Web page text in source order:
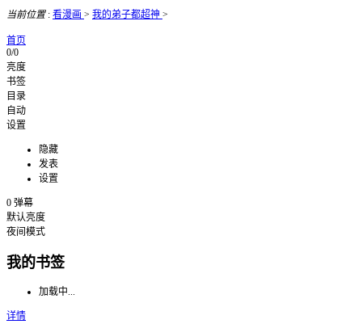
当前位置: 看漫画 > 我的弟子都超神 >
首页
0/0
亮度
书签
目录
自动
设置
隐藏
发表
设置
0 弹幕
默认亮度
夜间模式
我的书签
加载中...
详情